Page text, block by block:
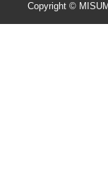
Copyright ©